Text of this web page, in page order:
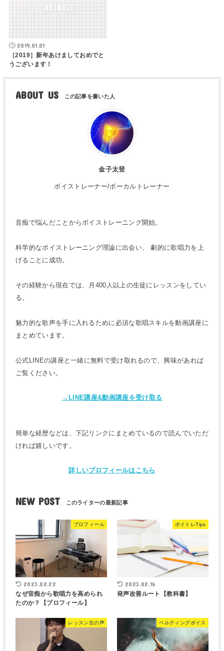
2019.01.01
［2019］新年あけましておめでと
うございます！
ABOUT US
金子太登
ボイストレーナー/ボーカルトレーナー
音痴で悩んだことからボイストレーニング開始。
科学的なボイストレーニング理論に出会い、 劇的に歌唱力を上
げることに成功。
その経験から現在では、月400人以上の生徒にレッスンをしてい
る。
魅力的な歌声を手に入れるために必須な歌唱スキルを動画講座に
まとめています。
公式LINEの講座と一緒に無料で受け取れるので、興味があれば
ご覧ください。
→LINE講座&動画講座を受け取る
簡単な経歴などは、下記リンクにまとめているので読んでいただ
ければ嬉しいです。
詳しいプロフィールはこちら
NEW POST
プロフィール
2023.02.22
なぜ音痴から歌唱力を高められ
たのか？【プロフィール】
ボイトレTips
2023.02.16
発声改善ルート【教科書】
レッスン生の声 ベルティングボイス